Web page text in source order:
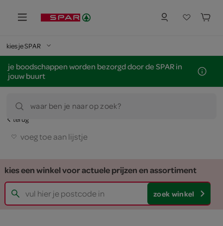
kies je SPAR
je boodschappen worden bezorgd door de SPAR in
jouw buurt
waar ben je naar op zoek?
terug
voeg toe aan lijstje
kies een winkel voor actuele prijzen en assortiment
zoek winkel